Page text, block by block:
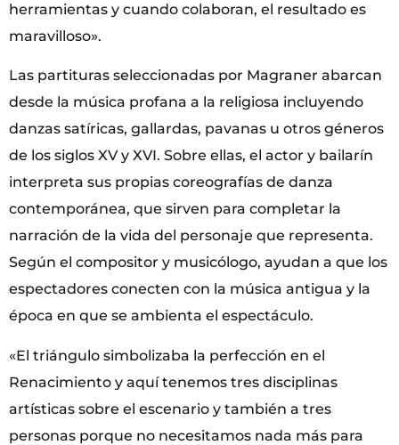
herramientas y cuando colaboran, el resultado es
maravilloso».
Las partituras seleccionadas por Magraner abarcan
desde la música profana a la religiosa incluyendo
danzas satíricas, gallardas, pavanas u otros géneros
de los siglos XV y XVI. Sobre ellas, el actor y bailarín
interpreta sus propias coreografías de danza
contemporánea, que sirven para completar la
narración de la vida del personaje que representa.
Según el compositor y musicólogo, ayudan a que los
espectadores conecten con la música antigua y la
época en que se ambienta el espectáculo.
«El triángulo simbolizaba la perfección en el
Renacimiento y aquí tenemos tres disciplinas
artísticas sobre el escenario y también a tres
personas porque no necesitamos nada más para